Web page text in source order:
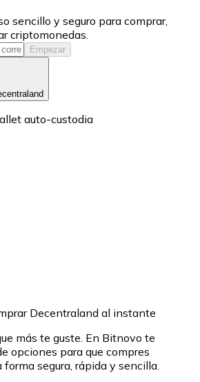
sencillo y seguro para comprar,
criptomonedas.
Empezar
auto-custodia
Decentraland al instante
más te guste. En Bitnovo te
opciones para que compres
segura, rápida y sencilla.